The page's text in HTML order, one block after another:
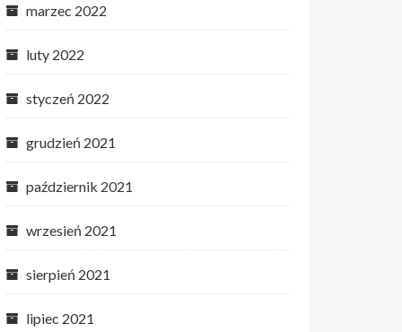
marzec 2022
luty 2022
styczeń 2022
grudzień 2021
październik 2021
wrzesień 2021
sierpień 2021
lipiec 2021